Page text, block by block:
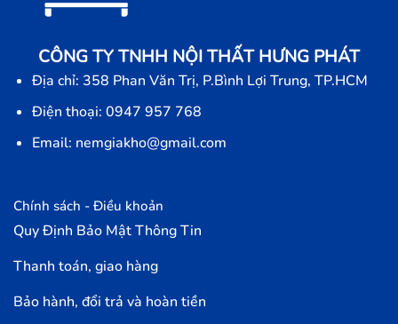
CÔNG TY TNHH NỘI THẤT HƯNG PHÁT
Địa chỉ: 358 Phan Văn Trị, P.Bình Lợi Trung, TP.HCM
Điện thoại: 0947 957 768
Email: nemgiakho@gmail.com
Chính sách - Điều khoản
Quy Định Bảo Mật Thông Tin
Thanh toán, giao hàng
Bảo hành, đổi trả và hoàn tiền